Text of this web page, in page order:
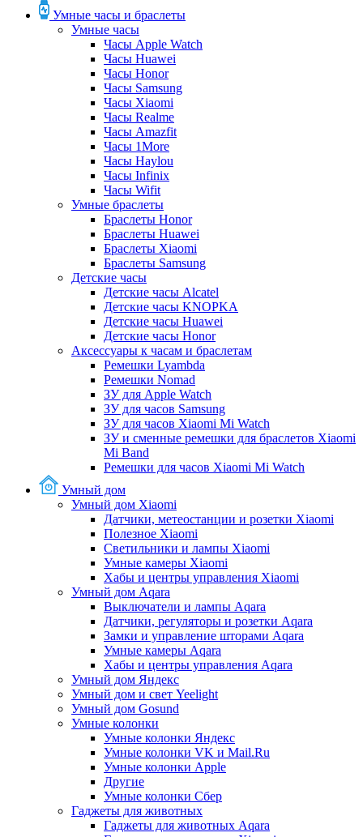
Умные часы и браслеты
Умные часы
Часы Apple Watch
Часы Huawei
Часы Honor
Часы Samsung
Часы Xiaomi
Часы Realme
Часы Amazfit
Часы 1More
Часы Haylou
Часы Infinix
Часы Wifit
Умные браслеты
Браслеты Honor
Браслеты Huawei
Браслеты Xiaomi
Браслеты Samsung
Детские часы
Детские часы Alcatel
Детские часы KNOPKA
Детские часы Huawei
Детские часы Honor
Аксессуары к часам и браслетам
Ремешки Lyambda
Ремешки Nomad
ЗУ для Apple Watch
ЗУ для часов Samsung
ЗУ для часов Xiaomi Mi Watch
ЗУ и сменные ремешки для браслетов Xiaomi
Mi Band
Ремешки для часов Xiaomi Mi Watch
Умный дом
Умный дом Xiaomi
Датчики, метеостанции и розетки Xiaomi
Полезное Xiaomi
Светильники и лампы Xiaomi
Умные камеры Xiaomi
Хабы и центры управления Xiaomi
Умный дом Aqara
Выключатели и лампы Aqara
Датчики, регуляторы и розетки Aqara
Замки и управление шторами Aqara
Умные камеры Aqara
Хабы и центры управления Aqara
Умный дом Яндекс
Умный дом и свет Yeelight
Умный дом Gosund
Умные колонки
Умные колонки Яндекс
Умные колонки VK и Mail.Ru
Умные колонки Apple
Другие
Умные колонки Сбер
Гаджеты для животных
Гаджеты для животных Aqara